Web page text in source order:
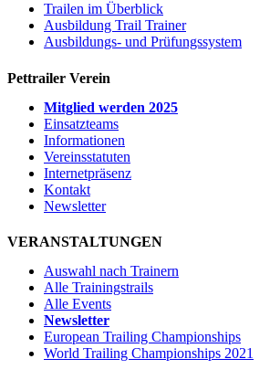
Trailen im Überblick
Ausbildung Trail Trainer
Ausbildungs- und Prüfungssystem
Pettrailer Verein
Mitglied werden 2025
Einsatzteams
Informationen
Vereinsstatuten
Internetpräsenz
Kontakt
Newsletter
VERANSTALTUNGEN
Auswahl nach Trainern
Alle Trainingstrails
Alle Events
Newsletter
European Trailing Championships
World Trailing Championships 2021